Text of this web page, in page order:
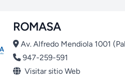
ROMASA
Av. Alfredo Mendiola 1001
947-259-591
Visitar sitio Web